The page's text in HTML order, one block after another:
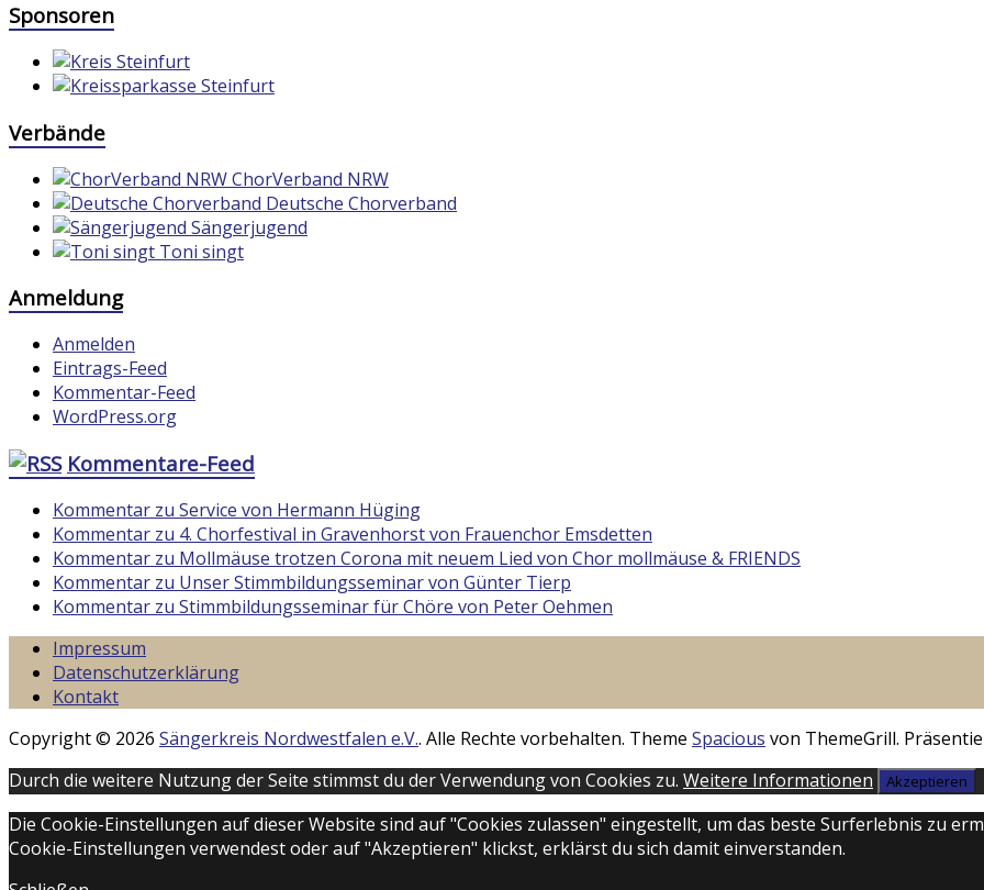
Sponsoren
Verbände
ChorVerband NRW
Deutsche Chorverband
Sängerjugend
Toni singt
Anmeldung
Anmelden
Eintrags-Feed
Kommentar-Feed
WordPress.org
Kommentare-Feed
Kommentar zu Service von Hermann Hüging
Kommentar zu 4. Chorfestival in Gravenhorst von Frauenchor Emsdetten
Kommentar zu Mollmäuse trotzen Corona mit neuem Lied von Chor mollmäuse & FRIENDS
Kommentar zu Unser Stimmbildungsseminar von Günter Tierp
Kommentar zu Stimmbildungsseminar für Chöre von Peter Oehmen
Impressum
Datenschutzerklärung
Kontakt
Copyright © 2026 Sängerkreis Nordwestfalen e.V.. Alle Rechte vorbehalten. Theme Spacious von ThemeGrill.
Durch die weitere Nutzung der Seite stimmst du der Verwendung von Cookies zu. Weitere Informationen Akzeptieren
Die Cookie-Einstellungen auf dieser Website sind auf "Cookies zulassen" eingestellt, um das beste Surferlebnis zu
Cookie-Einstellungen verwendest oder auf "Akzeptieren" klickst, erklärst du sich damit einverstanden.